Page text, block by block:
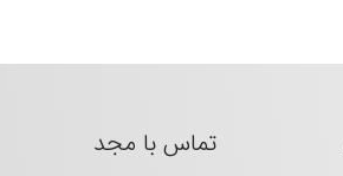
تماس با مجد